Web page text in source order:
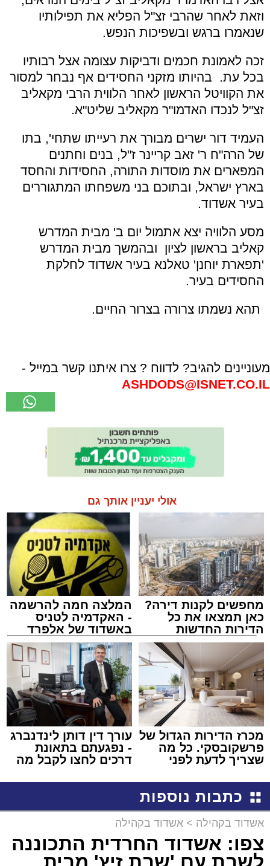
וזאת לאחר שהרבי זצ"ל הפליא את תפילותיו
שנאמרו ברגש ובשפיכות הנפש.
זכה לאמונת חכמים ודביקות עצומה אצל רבותיו
בכל עת. בהיותו מזקני החסידים אף נבחר למסור
את הקוויטל הראשון לאחר הלווית הרבי מקאליב
זצ"ל לנכדו האדמו"ר מקאליב שליט"א.
העמיד דור ישרים מבורך את רעייתו שתחי', בתו
של הרה"ח ר' זאב קריינר ז"ל, בנים וחתנים
המפארים את מוסדות התורה, החסידות והחסד
בארץ ישראל, ובתוכם בני משפחתו המתגוררים
בעיר אשדוד.
מסע הלוויה יצא אתמול יום ב' מבית המדרש
קאליב בראשון לציון ובהמשך מבית המדרש
'תפארת יוחנן' טאלנא בעיר אשדוד לחלקת
החסידים בעיר.
תהא נשמתו צרורה בצרור החיים.
מעוניינים להגיב? לדווח ? צרו איתנו קשר במייל -
ASHDODS@ISNET.CO.IL
אולי יעניין אותך גם
מחפשים לקנות דירה?
כאן תמצאו את כל
הדירות החדשות
למכירה באשדוד >>>
המלצה חמה להרשמה
- האקדמיה לטניס
באשדוד של אלפרד
קריאולנסקי - לילדים
מכרז הדירות הגדול של
פרשקובסקי. כל מה
שצריך לדעת לפני
באשדוד
עורך דין דותן לינדנברג
- נפגעתם בתאונת
דרכים לחצו לקבל מה
כתבות נוספות
אשדוד בקהילה > אשדוד בקהילה
צפו: אשדוד החרדית התכוננה